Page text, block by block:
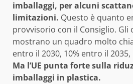
imballaggi, per alcuni
limitazioni. Questo è quanto
provvisorio con il Consiglio. Gli
mostrano un quadro molto
entro il 2030, 10% entro il
Ma l’UE punta forte sulla
imballaggi in plastica.